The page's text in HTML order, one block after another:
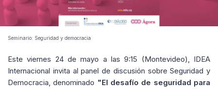
Seminario: Seguridad y democracia
Este viernes 24 de mayo a las 9:15 (Montevideo), IDEA
Internacional invita al panel de discusión sobre Seguridad y
Democracia, denominado "El desafío de seguridad para